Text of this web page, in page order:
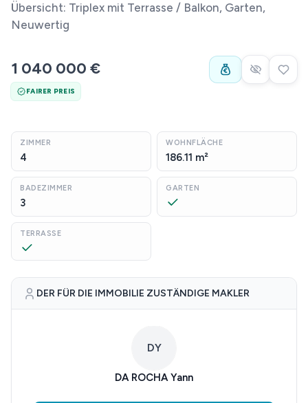
Übersicht: Triplex mit Terrasse / Balkon, Garten,
Neuwertig
1 040 000 €
FAIRER PREIS
ZIMMER
4
WOHNFLÄCHE
186.11 m²
BADEZIMMER
3
GARTEN
TERRASSE
DER FÜR DIE IMMOBILIE ZUSTÄNDIGE MAKLER
DY
DA ROCHA Yann